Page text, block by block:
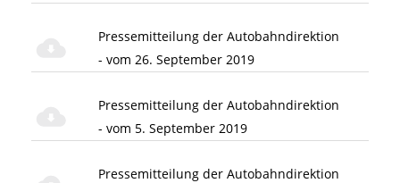
Pressemitteilung der Autobahndirektion
- vom 26. September 2019
Pressemitteilung der Autobahndirektion
- vom 5. September 2019
Pressemitteilung der Autobahndirektion